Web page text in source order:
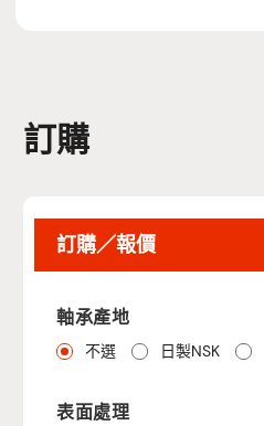
訂購
訂購／報價
軸承產地
不選 日製NSK
表面處理